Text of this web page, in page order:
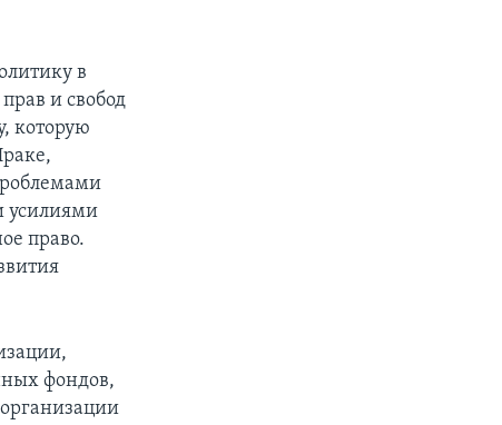
в
и свобод
которую
усилиями
право.
фондов,